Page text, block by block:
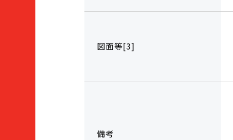
図面等[3]
備考